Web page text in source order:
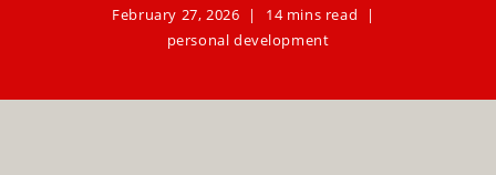
February 27, 2026
14 mins read
personal development